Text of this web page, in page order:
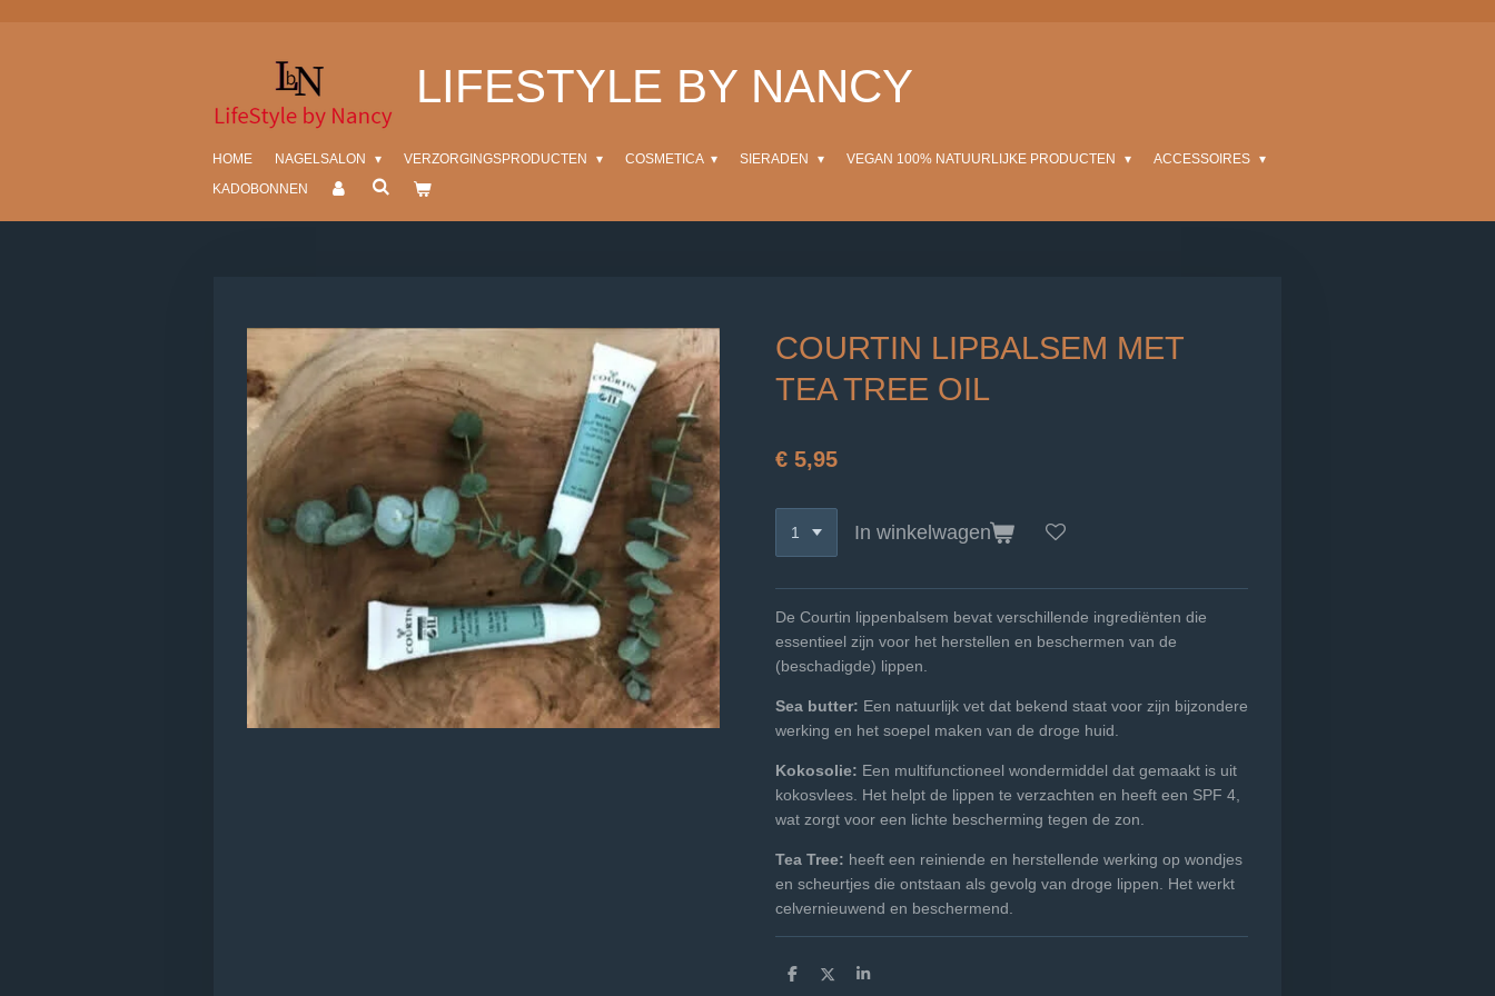
LIFESTYLE BY NANCY
HOME NAGELSALON VERZORGINGSPRODUCTEN COSMETICA SIERADEN VEGAN 100% NATUURLIJKE PRODUCTEN
ACCESSOIRES
KADOBONNEN
COURTIN LIPBALSEM MET
TEA TREE OIL
€ 5,95
In winkelwagen
De Courtin lippenbalsem bevat verschillende ingrediënten die
essentieel zijn voor het herstellen en beschermen van de
(beschadigde) lippen.
Sea butter: Een natuurlijk vet dat bekend staat voor zijn bijzondere
werking en het soepel maken van de droge huid.
Kokosolie: Een multifunctioneel wondermiddel dat gemaakt is uit
kokosvlees. Het helpt de lippen te verzachten en heeft een SPF 4,
wat zorgt voor een lichte bescherming tegen de zon.
Tea Tree: heeft een reiniende en herstellende werking op wondjes
en scheurtjes die ontstaan als gevolg van droge lippen. Het werkt
celvernieuwend en beschermend.
D
D
S